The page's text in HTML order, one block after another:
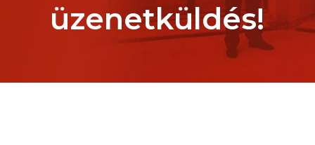
üzenetküldés!